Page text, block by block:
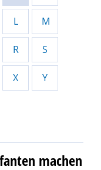
L M
R S
X Y
machen